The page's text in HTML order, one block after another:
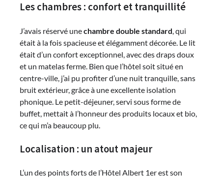
Les chambres : confort et tranquillité
J’avais réservé unechambre double standard, qui
était à la fois spacieuse et élégamment décorée. Le lit
était d’un confort exceptionnel, avec des draps doux
et un matelas ferme. Bien que l’hôtel soit situé en
centre-ville, j’ai pu profiter d’une nuit tranquille, sans
bruit extérieur, grâce à une excellente isolation
phonique. Le petit-déjeuner, servi sous forme de
buffet, mettait à l’honneur des produits locaux et bio,
ce qui m’a beaucoup plu.
Localisation : un atout majeur
L’un des points forts de l’Hôtel Albert 1er est son